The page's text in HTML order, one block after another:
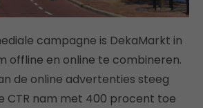
campagne is DekaMarkt in
offline en online te combineren.
de online advertenties steeg
CTR nam met 400 procent toe